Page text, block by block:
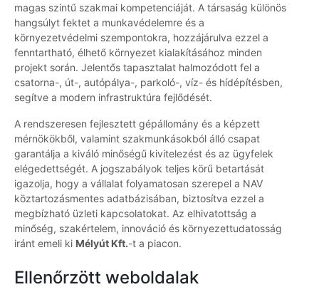
magas szintű szakmai kompetenciáját. A társaság különös
hangsúlyt fektet a munkavédelemre és a
környezetvédelmi szempontokra, hozzájárulva ezzel a
fenntartható, élhető környezet kialakításához minden
projekt során. Jelentős tapasztalat halmozódott fel a
csatorna-, út-, autópálya-, parkoló-, víz- és hídépítésben,
segítve a modern infrastruktúra fejlődését.
A rendszeresen fejlesztett gépállomány és a képzett
mérnökökből, valamint szakmunkásokból álló csapat
garantálja a kiváló minőségű kivitelezést és az ügyfelek
elégedettségét. A jogszabályok teljes körű betartását
igazolja, hogy a vállalat folyamatosan szerepel a NAV
köztartozásmentes adatbázisában, biztosítva ezzel a
megbízható üzleti kapcsolatokat. Az elhivatottság a
minőség, szakértelem, innováció és környezettudatosság
iránt emeli ki Mélyút Kft.-t a piacon.
Ellenőrzött weboldalak